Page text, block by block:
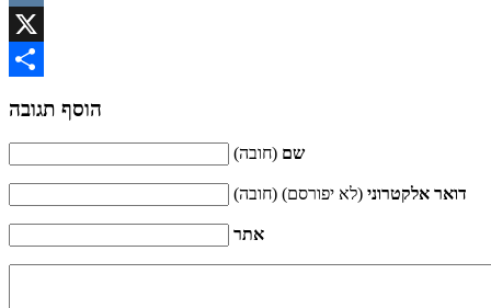
VK
X
הוסף תגובה
שם (חובה)
דואר אלקטרוני (לא יפורסם) (חובה)
אתר